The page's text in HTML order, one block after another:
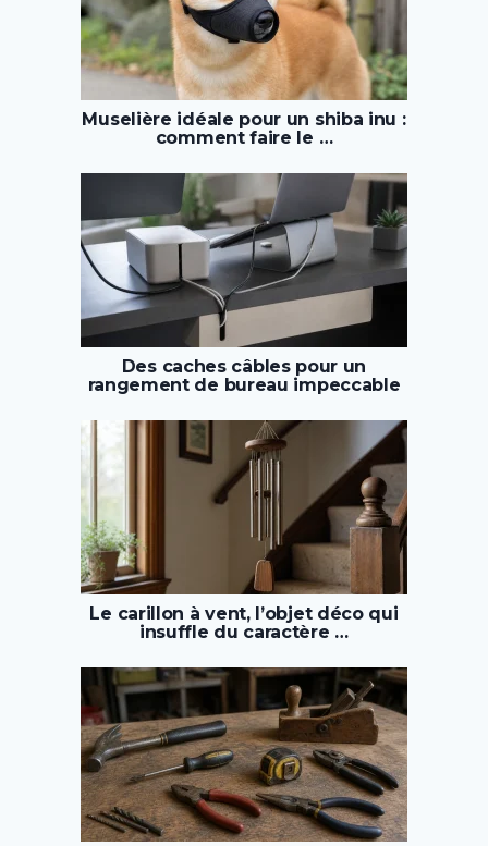
Muselière idéale pour un shiba inu :
comment faire le …
Des caches câbles pour un
rangement de bureau impeccable
Le carillon à vent, l’objet déco qui
insuffle du caractère …